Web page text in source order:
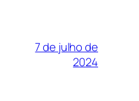
7 de julho de
2024